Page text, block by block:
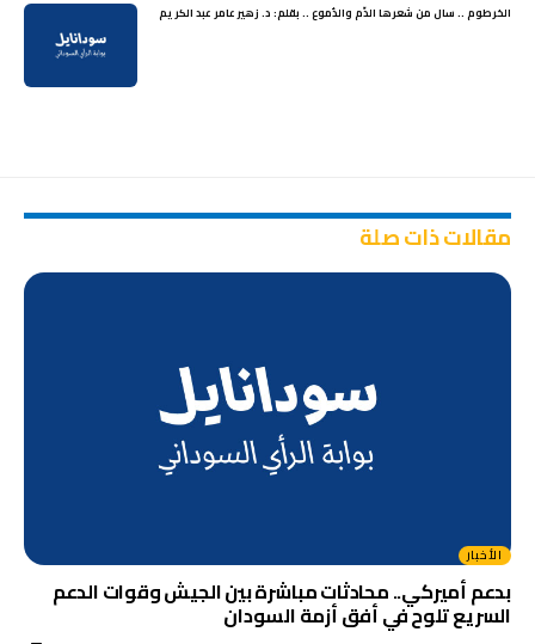
الخرطوم .. سال من شعرها الدّم والدُموع .. بقلم: د. زهير عامر عبد الكريم
مقالات ذات صلة
الأخبار
بدعم أميركي.. محادثات مباشرة بين الجيش وقوات الدعم
السريع تلوح في أفق أزمة السودان